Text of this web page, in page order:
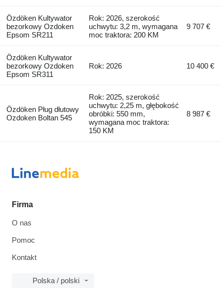
Özdöken Kultywator
bezorkowy Ozdoken
Epsom SR211
Rok: 2026, szerokość
uchwytu: 3,2 m, wymagana
moc traktora: 200 KM
9 707 €
Özdöken Kultywator
bezorkowy Ozdoken
Epsom SR311
Rok: 2026 10 400 €
Özdöken Pług dłutowy
Ozdoken Boltan 545
Rok: 2025, szerokość
uchwytu: 2,25 m, głębokość
obróbki: 550 mm,
wymagana moc traktora:
150 KM
8 987 €
Firma
O nas
Pomoc
Kontakt
Polska / polski